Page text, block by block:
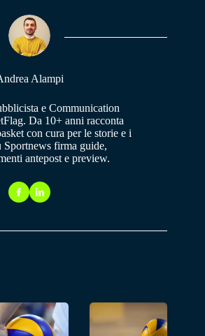
Alampi
e Communication
Da 10+ anni racconta
con cura per le storie e i
Sportnews firma guide,
antepost e preview.